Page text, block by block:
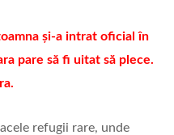
și-a intrat oficial în
pare să fi uitat să plece.
refugii rare, unde